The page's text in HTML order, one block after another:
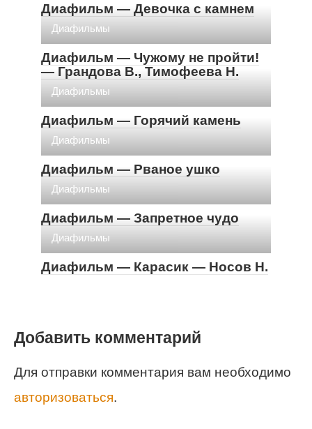
Диафильм — Девочка с камнем
Диафильмы
Диафильм — Чужому не пройти!
— Грандова В., Тимофеева Н.
Диафильмы
Диафильм — Горячий камень
Диафильмы
Диафильм — Рваное ушко
Диафильмы
Диафильм — Запретное чудо
Диафильмы
Диафильм — Карасик — Носов Н.
Добавить комментарий
Для отправки комментария вам необходимо
авторизоваться.